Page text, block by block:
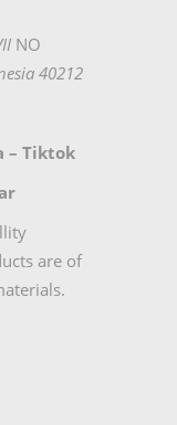
NO
40212
– Tiktok
are of